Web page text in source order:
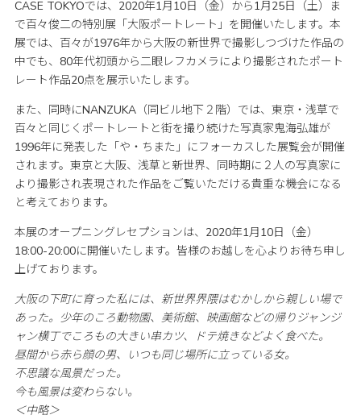
CASE TOKYOでは、2020年1月10日（金）から1月25日（土）ま
で百々俊二の特別展「大阪ポートレート」を開催いたします。本
展では、百々が1976年から大阪の新世界で撮影しつづけた作品の
中でも、80年代初頭から二眼レフカメラにより撮影されたポート
レート作品20点を展示いたします。
また、同時にNANZUKA（同ビル地下２階）では、東京・浅草で
百々と同じくポートレートと街を撮り続けた写真家鬼海弘雄が
1996年に発表した「や・ちまた」にフォーカスした展覧会が開催
されます。東京と大阪、浅草と新世界、同時期に２人の写真家に
より撮影され表現された作品をご覧いただける貴重な機会になる
と考えております。
本展のオープニングレセプションは、2020年1月10日（金）
18:00-20:00に開催いたします。皆様のお越しを心よりお待ち申し
上げております。
大阪の下町に育った私には、新世界界隈はむかしから親しい場で
あった。少年のころ動物園、美術館、映画館などの帰りジャンジ
ャン横丁でころもの大きい串カツ、ドテ焼きなどよく食べた。
昼間から赤ら顔の男、いつも同じ場所に立っている女。
不思議な風景だった。
今も風景は変わらない。
＜中略＞